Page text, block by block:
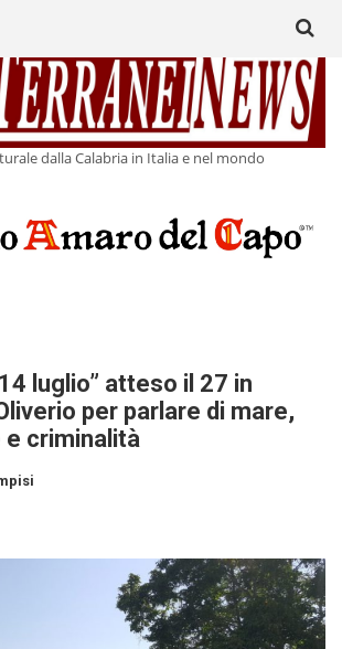
dalla Calabria in Italia e nel mondo
for:
luglio” atteso il 27 in
per parlare di mare,
e criminalità